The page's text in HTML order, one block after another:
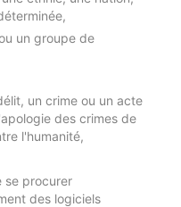
un groupe de
un crime ou un acte
des crimes de
l'humanité,
se procurer
des logiciels